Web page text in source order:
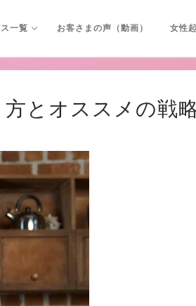
一覧 お客さまの声（動画） 女性
新着情報
とオススメの戦